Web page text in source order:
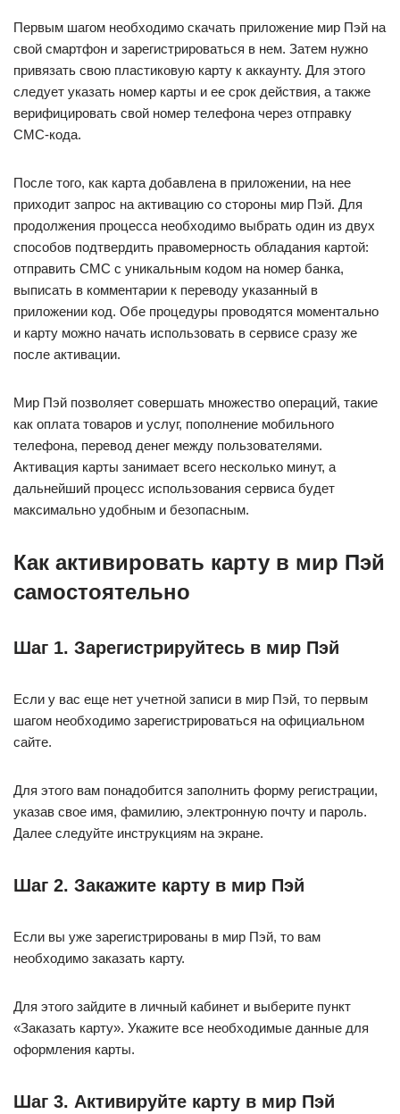
Первым шагом необходимо скачать приложение мир Пэй на
свой смартфон и зарегистрироваться в нем. Затем нужно
привязать свою пластиковую карту к аккаунту. Для этого
следует указать номер карты и ее срок действия, а также
верифицировать свой номер телефона через отправку
СМС-кода.
После того, как карта добавлена в приложении, на нее
приходит запрос на активацию со стороны мир Пэй. Для
продолжения процесса необходимо выбрать один из двух
способов подтвердить правомерность обладания картой:
отправить СМС с уникальным кодом на номер банка,
выписать в комментарии к переводу указанный в
приложении код. Обе процедуры проводятся моментально
и карту можно начать использовать в сервисе сразу же
после активации.
Мир Пэй позволяет совершать множество операций, такие
как оплата товаров и услуг, пополнение мобильного
телефона, перевод денег между пользователями.
Активация карты занимает всего несколько минут, а
дальнейший процесс использования сервиса будет
максимально удобным и безопасным.
Как активировать карту в мир Пэй
самостоятельно
Шаг 1. Зарегистрируйтесь в мир Пэй
Если у вас еще нет учетной записи в мир Пэй, то первым
шагом необходимо зарегистрироваться на официальном
сайте.
Для этого вам понадобится заполнить форму регистрации,
указав свое имя, фамилию, электронную почту и пароль.
Далее следуйте инструкциям на экране.
Шаг 2. Закажите карту в мир Пэй
Если вы уже зарегистрированы в мир Пэй, то вам
необходимо заказать карту.
Для этого зайдите в личный кабинет и выберите пункт
«Заказать карту». Укажите все необходимые данные для
оформления карты.
Шаг 3. Активируйте карту в мир Пэй